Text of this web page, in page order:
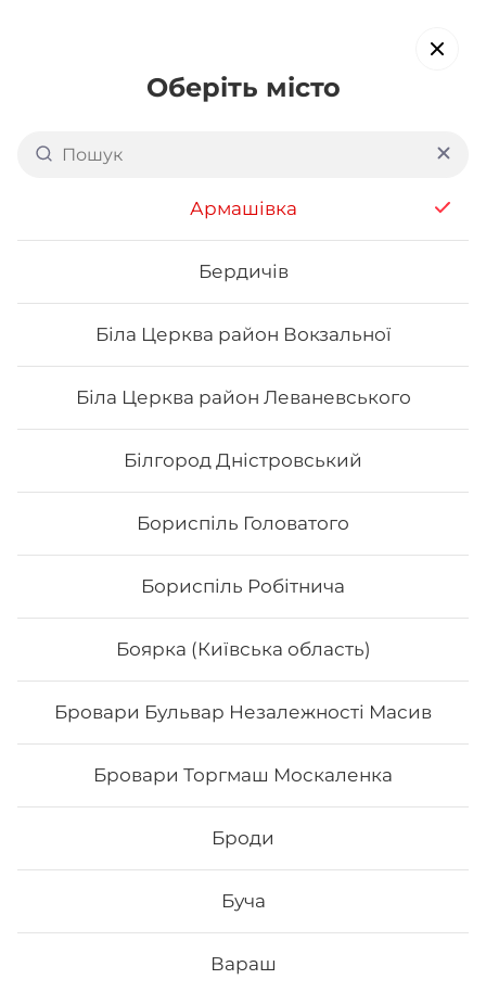
Оберіть місто
Армашівка
Бердичів
Біла Церква район Вокзальної
Біла Церква район Леваневського
Білгород Дністровський
Бориспіль Головатого
Бориспіль Робітнича
Боярка (Київська область)
Бровари Бульвар Незалежності Масив
Бровари Торгмаш Москаленка
Броди
Буча
Вараш
Доставка суші в
обирайте страви, які вам подобаються про все інше ми
подбаємо
Акція тижня Сети Роли від шефа
Вега роли
Футо Вега
- Норі - рис - манго - огірок -авокадо -маринований